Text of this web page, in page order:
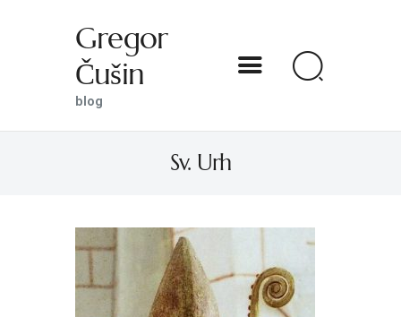
Gregor
Čušin
blog
Sv. Urh
O MENI
S SVETNIKOM NA TI
PREDSTAVE